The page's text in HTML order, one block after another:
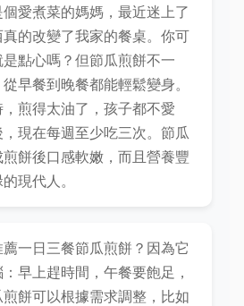
愛煮菜的媽媽，最近迷上了
的改變了我家的餐桌。你可
點心嗎？但節瓜煎餅不一
早餐到晚餐都能輕鬆變身。
煎得太油了，孩子都不愛
現在每週至少吃三次。節瓜
餅後口感軟嫩，而且營養豐
現代人。
一日三餐節瓜煎餅？因為它
早上趕時間，午餐要飽足，
餅可以根據需求調整，比如